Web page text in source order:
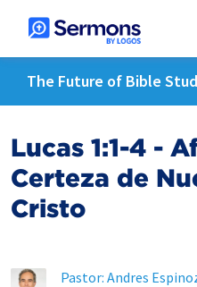
The Future of Bible
Lucas 1:1-4 -
Certeza de
Cristo
Pastor: Andres